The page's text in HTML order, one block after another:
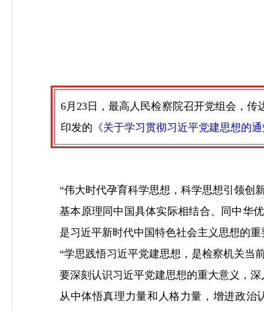
6月23日，最高人民检察院召开党组会，
印发的 《关于学习贯彻习近平党建思想的
“伟大时代孕育科学思想，科学思想引领创
基本原理同中国具体实际相结合、同中华
是习近平新时代中国特色社会主义思想的
“学思践悟习近平党建思想，是检察机关当
要深刻认识习近平党建思想的重大意义，
从中体悟真理力量和人格力量，增进政治